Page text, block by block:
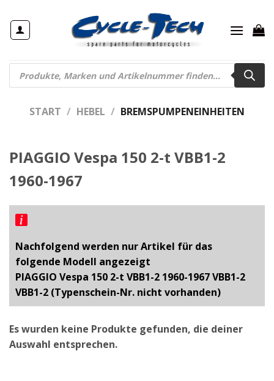
Inhalt
springen
Products
search
START / HEBEL / BREMSPUMPENEINHEITEN
PIAGGIO Vespa 150 2-t VBB1-2
1960-1967
Nachfolgend werden nur Artikel für das
folgende Modell angezeigt
PIAGGIO Vespa 150 2-t VBB1-2 1960-1967 VBB1-2
VBB1-2 (Typenschein-Nr. nicht vorhanden)
Es wurden keine Produkte gefunden, die deiner
Auswahl entsprechen.